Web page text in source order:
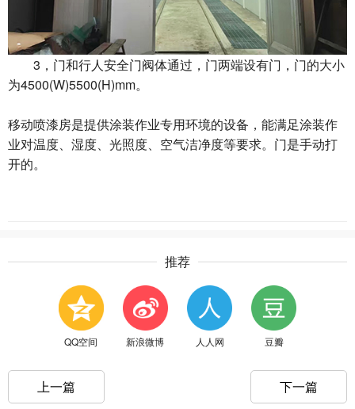
3，门和行人安全门阀体通过，门两端设有门，门的大小
为4500(W)5500(H)mm。
移动喷漆房是提供涂装作业专用环境的设备，能满足涂装作
业对温度、湿度、光照度、空气洁净度等要求。门是手动打
开的。
推荐
QQ空间 新浪微博 人人网 豆瓣
上一篇 下一篇